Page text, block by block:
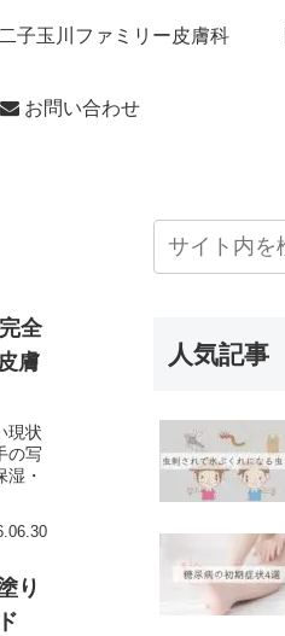
二子玉川ファミリー皮膚科
お問い合わせ
全
膚
現状
の写
・
り
人気記事